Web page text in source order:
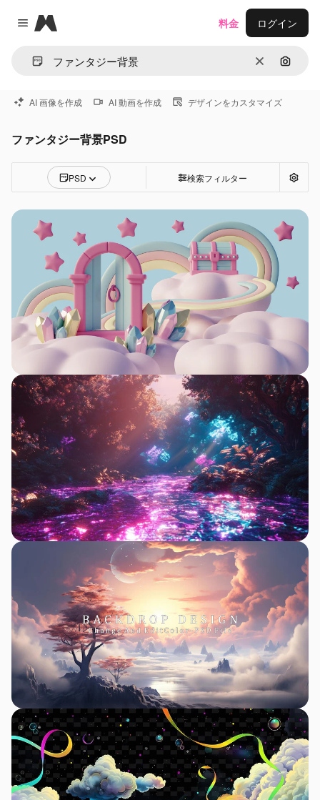
Close menu
Magnific
消去 画像で
料金 ログイン
AI 画像を作成 AI 動画を作成 デザインをカスタマイズ
ファンタジー背景PSD
PSD 検索フィルター